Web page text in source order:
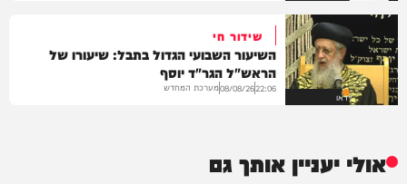
וידאו
שידור חי
השיעור השבועי הגדול בתבל: שיעורו של
הראש"ל הגר"ד יוסף
22:06
08/08/26מערכת המחדש
אולי יעניין אותך גם